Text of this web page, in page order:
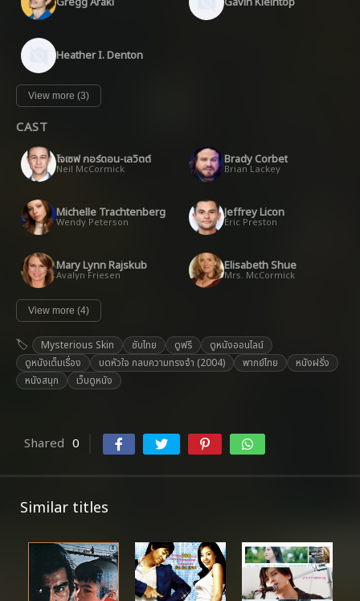
Heather I. Denton
View more (3)
CAST
โจเซฟ กอร์ดอน-เลวิตต์
Neil McCormick
Brady Corbet
Brian Lackey
Michelle Trachtenberg
Wendy Peterson
Jeffrey Licon
Eric Preston
Mary Lynn Rajskub
Avalyn Friesen
Elisabeth Shue
Mrs. McCormick
View more (4)
Mysterious Skin ซับไทย ดูฟรี
ดูหนังออนไลน์
ดูหนังเต็มเรื่อง
บดหัวใจ กลบความทรงจำ (2004) พากย์ไทย
หนังฝรั่ง
หนังสนุก
เว็บดูหนัง
Shared 0
Similar titles